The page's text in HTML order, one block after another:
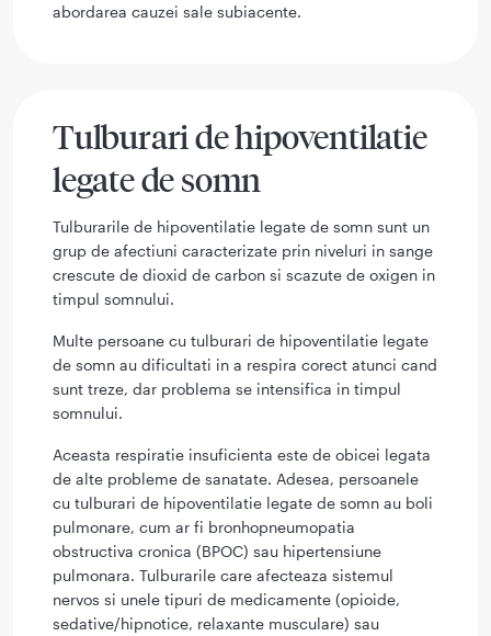
abordarea cauzei sale subiacente.
Tulburari de hipoventilatie
legate de somn
Tulburarile de hipoventilatie legate de somn sunt un
grup de afectiuni caracterizate prin niveluri in sange
crescute de dioxid de carbon si scazute de oxigen in
timpul somnului.
Multe persoane cu tulburari de hipoventilatie legate
de somn au dificultati in a respira corect atunci cand
sunt treze, dar problema se intensifica in timpul
somnului.
Aceasta respiratie insuficienta este de obicei legata
de alte probleme de sanatate. Adesea, persoanele
cu tulburari de hipoventilatie legate de somn au boli
pulmonare, cum ar fi bronhopneumopatia
obstructiva cronica (BPOC) sau hipertensiune
pulmonara. Tulburarile care afecteaza sistemul
nervos si unele tipuri de medicamente (opioide,
sedative/hipnotice, relaxante musculare) sau